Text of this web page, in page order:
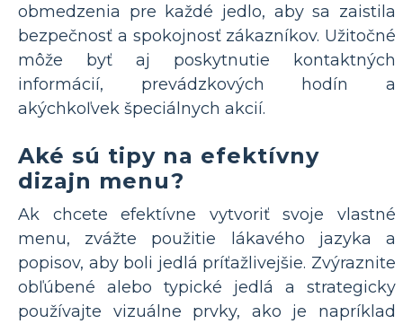
obmedzenia pre každé jedlo, aby sa zaistila
bezpečnosť a spokojnosť zákazníkov. Užitočné
môže byť aj poskytnutie kontaktných
informácií, prevádzkových hodín a
akýchkoľvek špeciálnych akcií.
Aké sú tipy na efektívny
dizajn menu?
Ak chcete efektívne vytvoriť svoje vlastné
menu, zvážte použitie lákavého jazyka a
popisov, aby boli jedlá príťažlivejšie. Zvýraznite
obľúbené alebo typické jedlá a strategicky
používajte vizuálne prvky, ako je napríklad